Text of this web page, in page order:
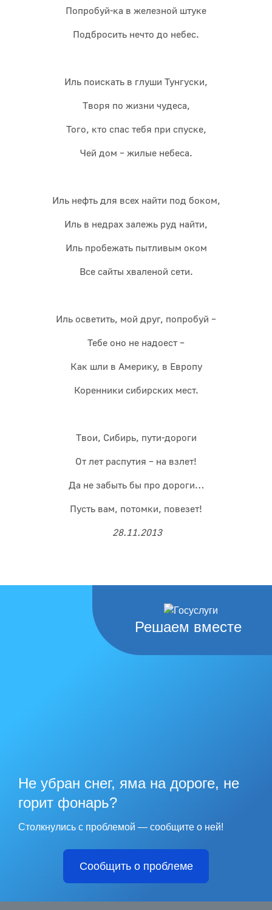
Попробуй-ка в железной штуке
Подбросить нечто до небес.
Иль поискать в глуши Тунгуски,
Творя по жизни чудеса,
Того, кто спас тебя при спуске,
Чей дом – жилые небеса.
Иль нефть для всех найти под боком,
Иль в недрах залежь руд найти,
Иль пробежать пытливым оком
Все сайты хваленой сети.
Иль осветить, мой друг, попробуй –
Тебе оно не надоест –
Как шли в Америку, в Европу
Коренники сибирских мест.
Твои, Сибирь, пути-дороги
От лет распутия – на взлет!
Да не забыть бы про дороги…
Пусть вам, потомки, повезет!
28.11.2013
Решаем вместе
Не убран снег, яма на дороге, не
горит фонарь?
Столкнулись с проблемой — сообщите о ней!
Сообщить о проблеме